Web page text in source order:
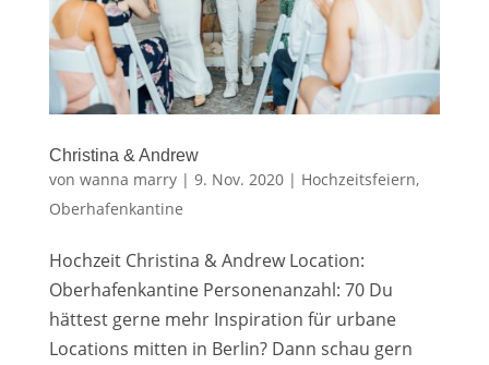
Christina & Andrew
von wanna marry| 9. Nov. 2020| Hochzeitsfeiern,
Oberhafenkantine
Hochzeit Christina & Andrew Location:
Oberhafenkantine Personenanzahl: 70 Du
hättest gerne mehr Inspiration für urbane
Locations mitten in Berlin? Dann schau gern